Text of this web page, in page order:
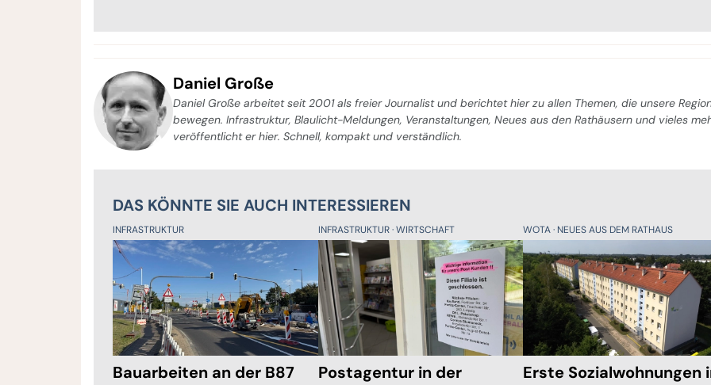
Daniel Große
Daniel Große arbeitet seit 2001 als freier Journalist und berichtet hier zu allen Themen, die unsere
bewegen. Infrastruktur, Blaulicht-Meldungen, Veranstaltungen, Neues aus den Rathäusern und vieles
veröffentlicht er hier. Schnell, kompakt und verständlich.
DAS KÖNNTE SIE AUCH INTERESSIEREN
INFRASTRUKTUR
Bauarbeiten an der B87
INFRASTRUKTUR WIRTSCHAFT
Postagentur in der
WOTA NEUES AUS DEM RATHAUS
Erste Sozialwohnungen